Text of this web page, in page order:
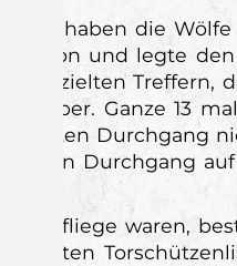
haben die
Saison und legte
erzielten
Ganze 13
zweiten Durchgang
Durchgang
waren,